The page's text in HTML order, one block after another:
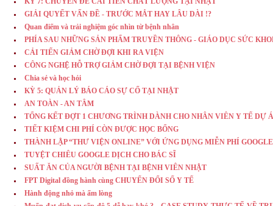
GIẢI QUYẾT VẤN ĐỀ - TRƯỚC MẮT HAY LÂU DÀI !?
Quan điểm và trải nghiệm góc nhìn từ bệnh nhân
PHÍA SAU NHỮNG SẢN PHẨM TRUYỀN THÔNG - GIÁO DỤC SỨC
CẢI TIẾN GIẢM CHỜ ĐỢI KHI RA VIỆN
CÔNG NGHỆ HỖ TRỢ GIẢM CHỜ ĐỢI TẠI BỆNH VIỆN
Chia sẻ và học hỏi
KỲ 5: QUẢN LÝ BÁO CÁO SỰ CỐ TẠI NHẬT
AN TOÀN - AN TÂM
TỔNG KẾT ĐỢT 1 CHƯƠNG TRÌNH DÀNH CHO NHÂN VIÊN Y TẾ DỰ
TIẾT KIỆM CHI PHÍ CÒN ĐƯỢC HỌC BỔNG
THÀNH LẬP “THƯ VIỆN ONLINE” VỚI ỨNG DỤNG MIỄN PHÍ
TUYỆT CHIÊU GOOGLE DỊCH CHO BÁC SĨ
SUẤT ĂN CỦA NGƯỜI BỆNH TẠI BỆNH VIÊN NHẬT
FPT Digital đồng hành cùng CHUYỂN ĐỔI SỐ Y TẾ
Hành động nhỏ mà ấm lòng